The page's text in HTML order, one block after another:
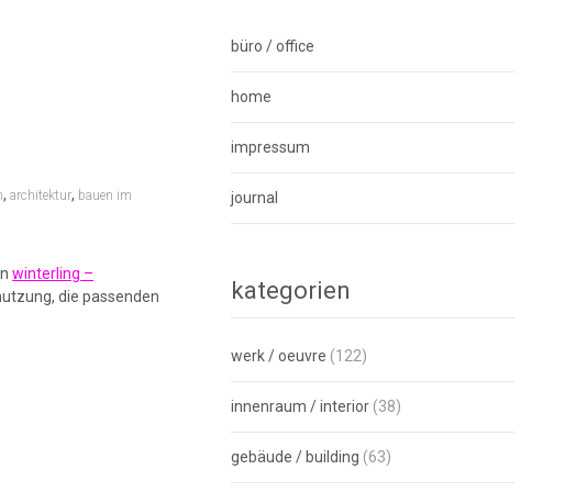
,architektur, bauen im
winterling –
die passenden
büro / office
home
impressum
journal
kategorien
werk / oeuvre (122)
innenraum / interior (38)
gebäude / building (63)